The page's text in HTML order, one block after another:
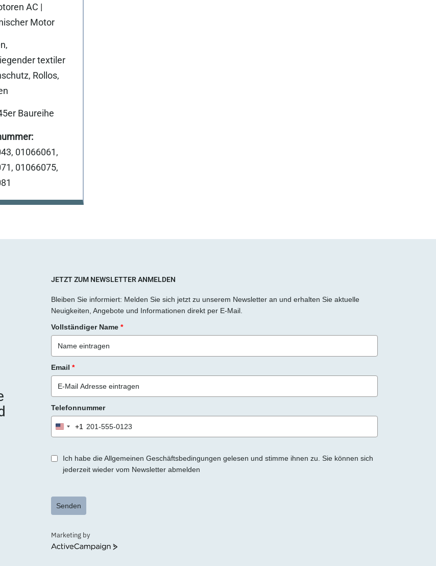
AC |
Motor
textiler
Rollos,
Baureihe
01066061,
01066075,
JETZT ZUM NEWSLETTER ANMELDEN
Bleiben Sie informiert: Melden Sie sich jetzt zu unserem Newsletter an und erhalten Sie aktuelle
Neuigkeiten, Angebote und Informationen direkt per E-Mail.
Vollständiger Name *
Email *
Telefonnummer
United
+1
Ich habe die Allgemeinen Geschäftsbedingungen gelesen und stimme ihnen zu. Sie können sich
jederzeit wieder vom Newsletter abmelden
Senden
Marketing by
ActiveCampaign